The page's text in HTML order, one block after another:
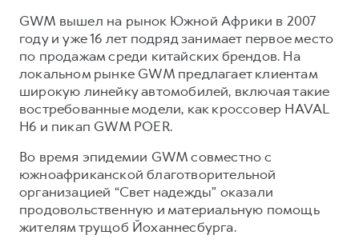
GWM вышел на рынок Южной Африки в 2007
году и уже 16 лет подряд занимает первое место
по продажам среди китайских брендов. На
локальном рынке GWM предлагает клиентам
широкую линейку автомобилей, включая такие
востребованные модели, как кроссовер HAVAL
H6 и пикап GWM POER.
Во время эпидемии GWM совместно с
южноафриканской благотворительной
организацией “Свет надежды” оказали
продовольственную и материальную помощь
жителям трущоб Йоханнесбурга.